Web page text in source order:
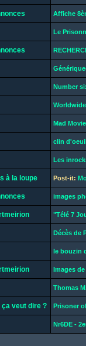
Affiche
Le
Number
Mad
clin
Les
à la loupe Post-it:
images
"Télé 7
Décès de
le bouzin
Images
Thomas
veut dire ? Prisoner
Nr6DE -